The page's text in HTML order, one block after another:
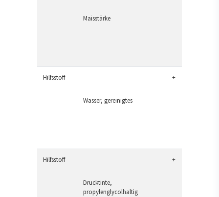
Maisstärke
Hilfsstoff
Wasser, gereinigtes
+
Hilfsstoff
Drucktinte,
propylenglycolhaltig
+